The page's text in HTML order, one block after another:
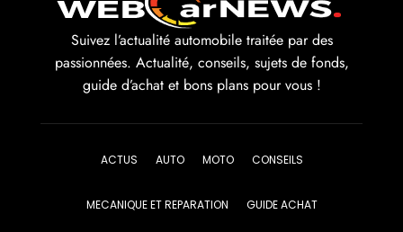
Suivez l’actualité automobile traitée par des
passionnées. Actualité, conseils, sujets de fonds,
guide d’achat et bons plans pour vous !
ACTUS AUTO MOTO CONSEILS
MECANIQUE ET REPARATION GUIDE ACHAT